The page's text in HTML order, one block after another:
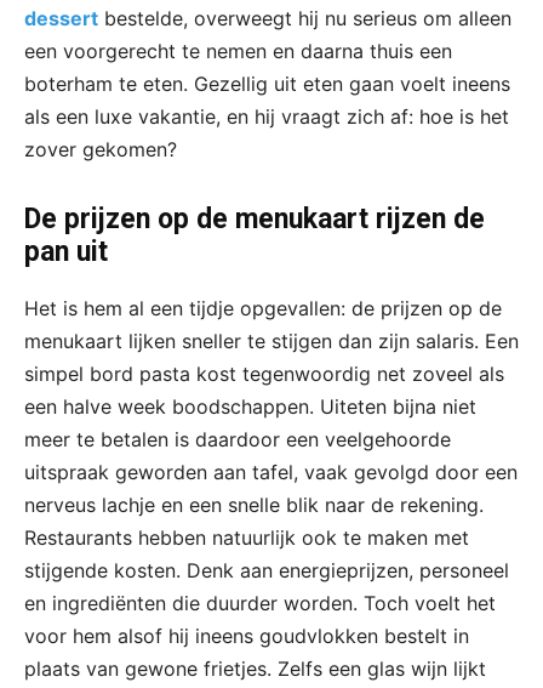
dessert bestelde, overweegt hij nu serieus om alleen
een voorgerecht te nemen en daarna thuis een
boterham te eten. Gezellig uit eten gaan voelt ineens
als een luxe vakantie, en hij vraagt zich af: hoe is het
zover gekomen?
De prijzen op de menukaart rijzen de
pan uit
Het is hem al een tijdje opgevallen: de prijzen op de
menukaart lijken sneller te stijgen dan zijn salaris. Een
simpel bord pasta kost tegenwoordig net zoveel als
een halve week boodschappen. Uiteten bijna niet
meer te betalen is daardoor een veelgehoorde
uitspraak geworden aan tafel, vaak gevolgd door een
nerveus lachje en een snelle blik naar de rekening.
Restaurants hebben natuurlijk ook te maken met
stijgende kosten. Denk aan energieprijzen, personeel
en ingrediënten die duurder worden. Toch voelt het
voor hem alsof hij ineens goudvlokken bestelt in
plaats van gewone frietjes. Zelfs een glas wijn lijkt